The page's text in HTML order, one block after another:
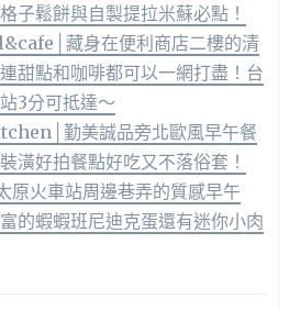
子鬆餅與自製提拉米蘇必點！
藏身在便利商店二樓的清
甜點和咖啡都可以一網打盡！台
3分可抵達～
勤美誠品旁北歐風早午餐
潢好拍餐點好吃又不落俗套！
原火車站周邊巷弄的質感早午
的蝦蝦班尼迪克蛋還有迷你小肉